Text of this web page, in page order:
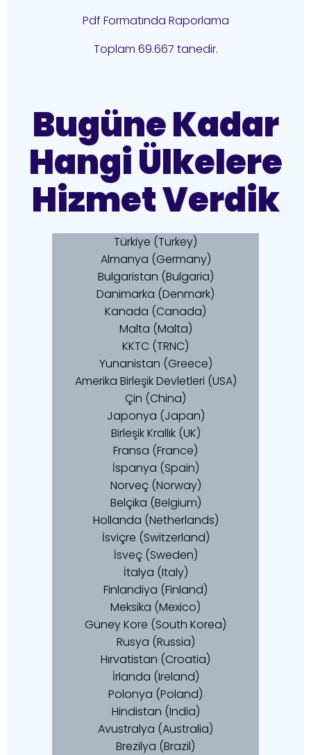
Pdf Formatında Raporlama
Toplam 69.667 tanedir.
Bugüne Kadar
Hangi Ülkelere
Hizmet Verdik
Türkiye (Turkey)
Almanya (Germany)
Bulgaristan (Bulgaria)
Danimarka (Denmark)
Kanada (Canada)
Malta (Malta)
KKTC (TRNC)
Yunanistan (Greece)
Amerika Birleşik Devletleri (USA)
Çin (China)
Japonya (Japan)
Birleşik Krallık (UK)
Fransa (France)
İspanya (Spain)
Norveç (Norway)
Belçika (Belgium)
Hollanda (Netherlands)
İsviçre (Switzerland)
İsveç (Sweden)
İtalya (Italy)
Finlandiya (Finland)
Meksika (Mexico)
Güney Kore (South Korea)
Rusya (Russia)
Hırvatistan (Croatia)
İrlanda (Ireland)
Polonya (Poland)
Hindistan (India)
Avustralya (Australia)
Brezilya (Brazil)